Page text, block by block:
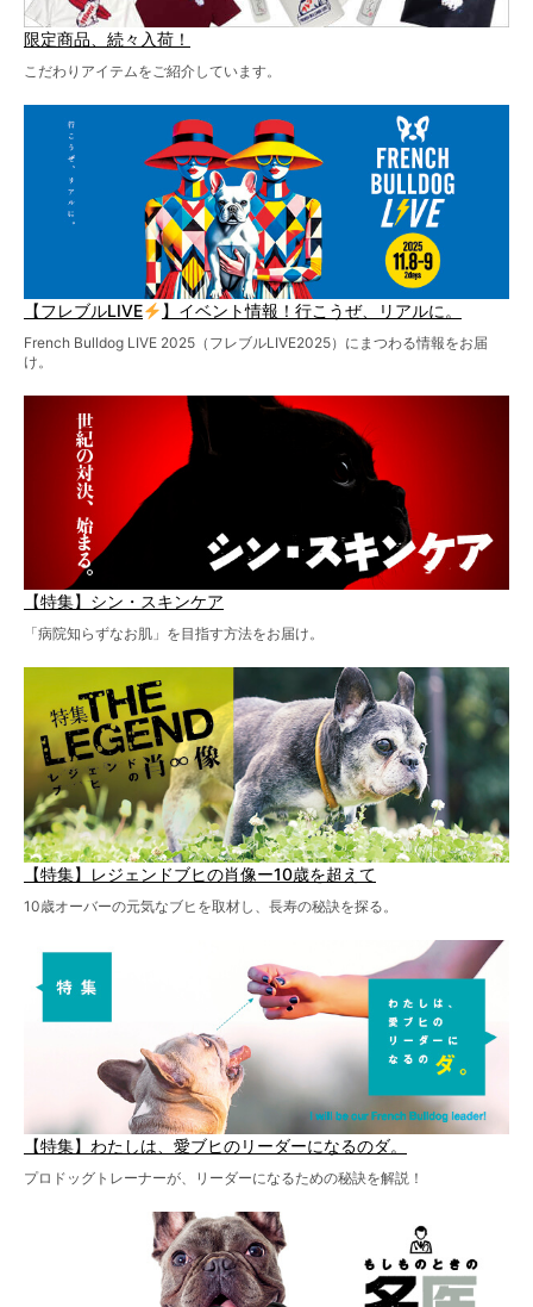
限定商品、続々入荷！
こだわりアイテムをご紹介しています。
【フレブルLIVE 】イベント情報！行こうぜ、リアルに。
French Bulldog LIVE 2025（フレブルLIVE2025）にまつわる情報をお届
け。
【特集】シン・スキンケア
「病院知らずなお肌」を目指す方法をお届け。
【特集】レジェンドブヒの肖像ー10歳を超えて
10歳オーバーの元気なブヒを取材し、長寿の秘訣を探る。
【特集】わたしは、愛ブヒのリーダーになるのダ。
プロドッグトレーナーが、リーダーになるための秘訣を解説！